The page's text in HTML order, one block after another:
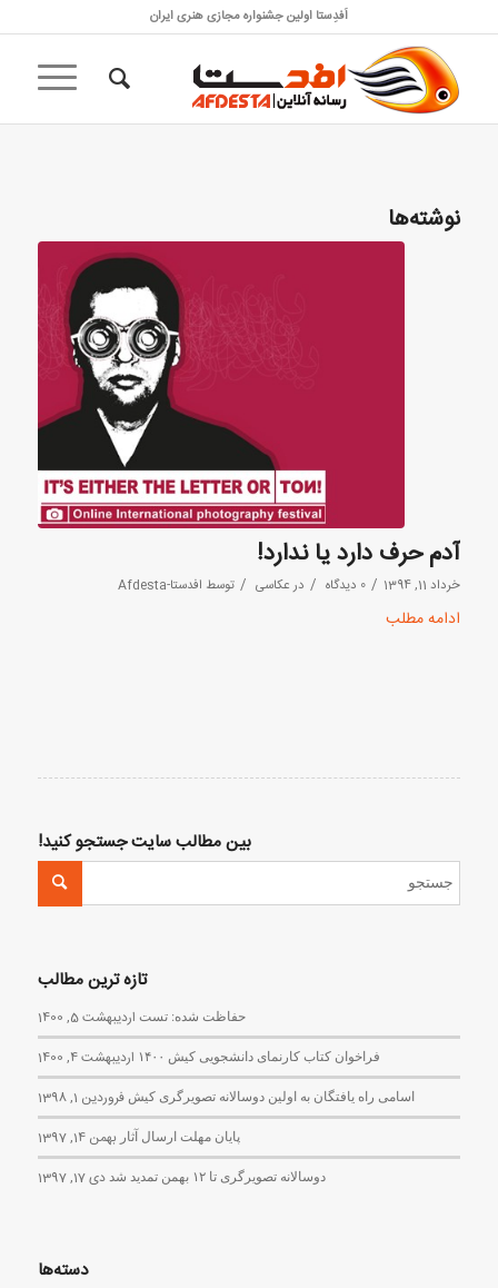
اَفدِستا اولین جشنواره مجازی هنری ایران
نوشته‌ها
آدم حرف دارد یا ندارد!
خرداد 11, 1394 / 0 دیدگاه / در عکاسی / توسط افدستا-Afdesta
ادامه مطلب
بین مطالب سایت جستجو کنید!
تازه ترین مطالب
حفاظت شده: تست اردیبهشت 5, 1400
فراخوان کتاب کارنمای دانشجویی کیش ۱۴۰۰ اردیبهشت 4, 1400
اسامی راه یافتگان به اولین دوسالانه تصویرگری کیش فروردین 1, 1398
پایان مهلت ارسال آثار بهمن 14, 1397
دوسالانه تصویرگری تا ۱۲ بهمن تمدید شد دی 17, 1397
دسته‌ها